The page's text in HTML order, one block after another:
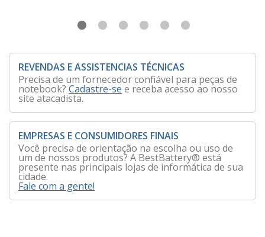
REVENDAS E ASSISTENCIAS TÉCNICAS
Precisa de um fornecedor confiável para peças de
notebook? Cadastre-se e receba acesso ao nosso
site atacadista.
EMPRESAS E CONSUMIDORES FINAIS
Você precisa de orientação na escolha ou uso de
um de nossos produtos? A BestBattery® está
presente nas principais lojas de informática de sua
cidade.
Fale com a gente!